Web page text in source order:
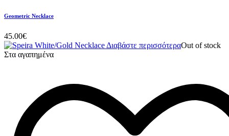
Geometric Necklace
45.00€
Διαβάστε περισσότεραOut of stock
Στα αγαπημένα